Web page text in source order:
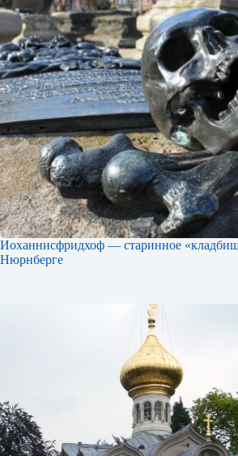
Иоханнисфридхоф — старинное
Нюрнберге